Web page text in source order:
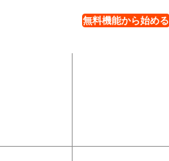
無料機能から始める